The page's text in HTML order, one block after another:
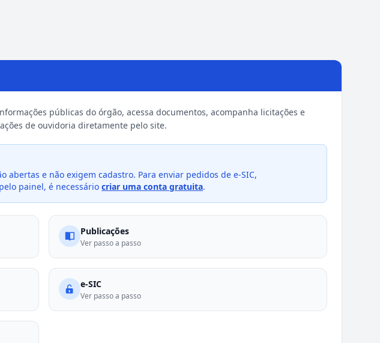
públicas do órgão, acessa documentos, acompanha licitações e
de ouvidoria diretamente pelo site.
abertas e não exigem cadastro. Para enviar pedidos de e-SIC,
painel, é necessário criar uma conta gratuita.
Publicações
Ver passo a passo
e-SIC
Ver passo a passo